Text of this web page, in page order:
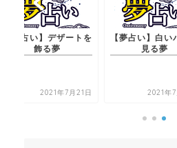
【夢占い】白いバスを
見る夢
2021年7月21日
【夢占い】小さ
が出てくる夢・
2021年7